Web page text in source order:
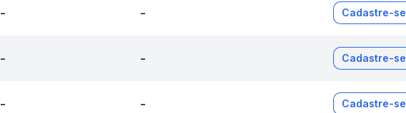
- - Cadastre-se
- - Cadastre-se
- - Cadastre-se